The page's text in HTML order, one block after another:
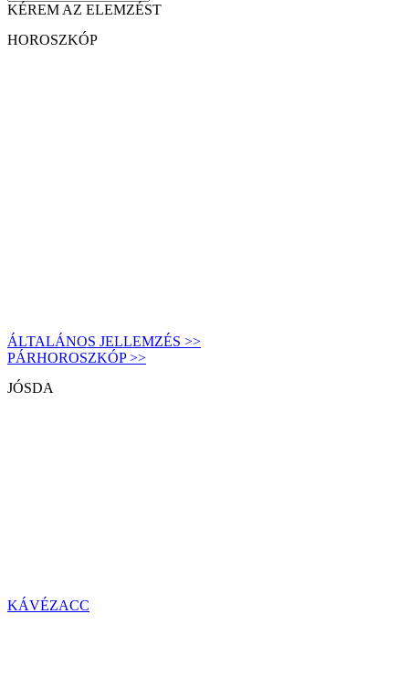
KÉREM AZ ELEMZÉST
HOROSZKÓP
ÁLTALÁNOS JELLEMZÉS >>
PÁRHOROSZKÓP >>
JÓSDA
KÁVÉZACC